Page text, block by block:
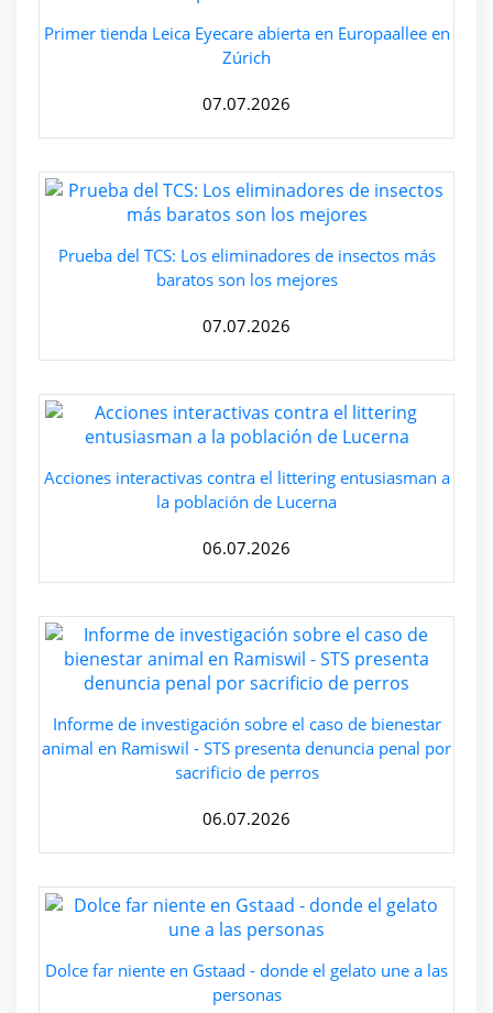
Primer tienda Leica Eyecare abierta en Europaallee en
Zúrich
07.07.2026
Prueba del TCS: Los eliminadores de insectos más
baratos son los mejores
07.07.2026
Acciones interactivas contra el littering entusiasman a
la población de Lucerna
06.07.2026
Informe de investigación sobre el caso de bienestar
animal en Ramiswil - STS presenta denuncia penal por
sacrificio de perros
06.07.2026
Dolce far niente en Gstaad - donde el gelato une a las
personas